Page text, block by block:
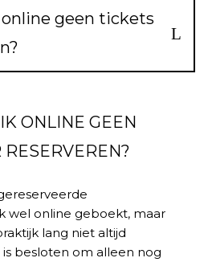
geen tickets
ONLINE GEEN
wel online geboekt, maar
lang niet altijd
besloten om alleen nog